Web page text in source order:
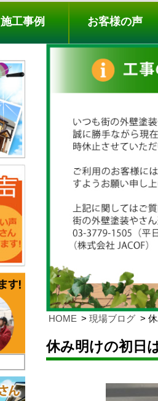
施工事例 お客様の声
HOME 現場ブログ
休み明けの初日